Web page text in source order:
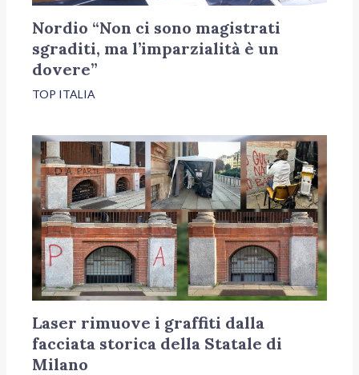
Nordio “Non ci sono magistrati
sgraditi, ma l’imparzialità è un
dovere”
TOP ITALIA
Laser rimuove i graffiti dalla
facciata storica della Statale di
Milano